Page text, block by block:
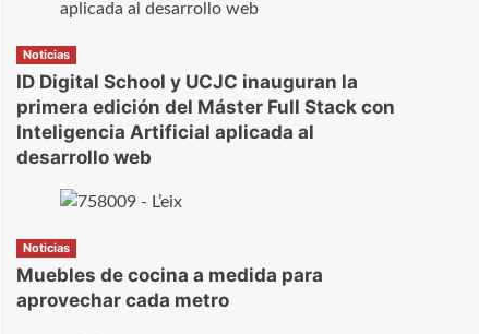
Noticias
ID Digital School y UCJC inauguran la
primera edición del Máster Full Stack con
Inteligencia Artificial aplicada al
desarrollo web
Noticias
Muebles de cocina a medida para
aprovechar cada metro